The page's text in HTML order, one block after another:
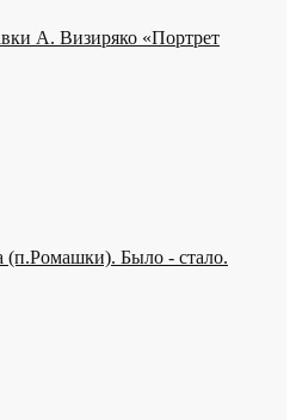
А. Визиряко «Портрет
(п.Ромашки). Было - стало.